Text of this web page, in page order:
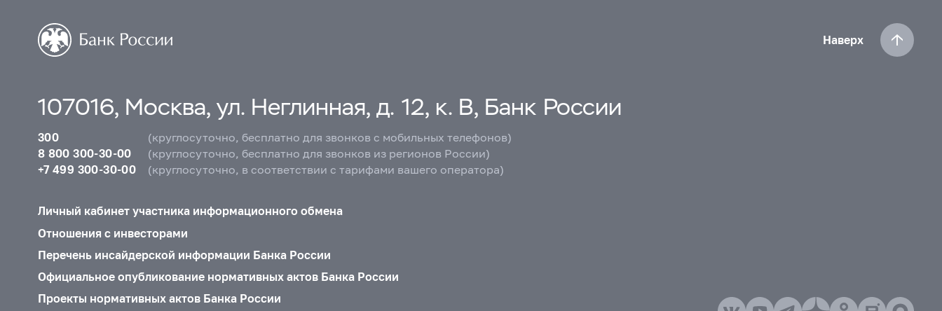
Наверх
107016, Москва, ул. Неглинная, д. 12, к. В, Банк России
300
(круглосуточно, бесплатно для звонков с мобильных телефонов)
8 800 300-30-00
(круглосуточно, бесплатно для звонков из регионов России)
+7 499 300-30-00
(круглосуточно, в соответствии с тарифами вашего оператора)
Личный кабинет участника информационного обмена
Отношения с инвесторами
Перечень инсайдерской информации Банка России
Официальное опубликование нормативных актов Банка России
Проекты нормативных актов Банка России